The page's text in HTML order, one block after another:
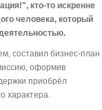
кто-то искренне
человека, который
составил бизнес-план
оформив
приобрёл
характера.